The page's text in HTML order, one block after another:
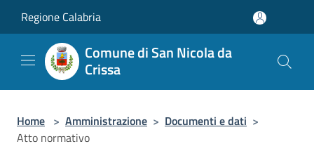
Regione Calabria
Comune di San Nicola da
Crissa
Home > Amministrazione > Documenti e dati >
Atto normativo